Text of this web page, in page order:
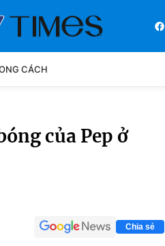
CÁCH
của Pep ở
Chia sẻ